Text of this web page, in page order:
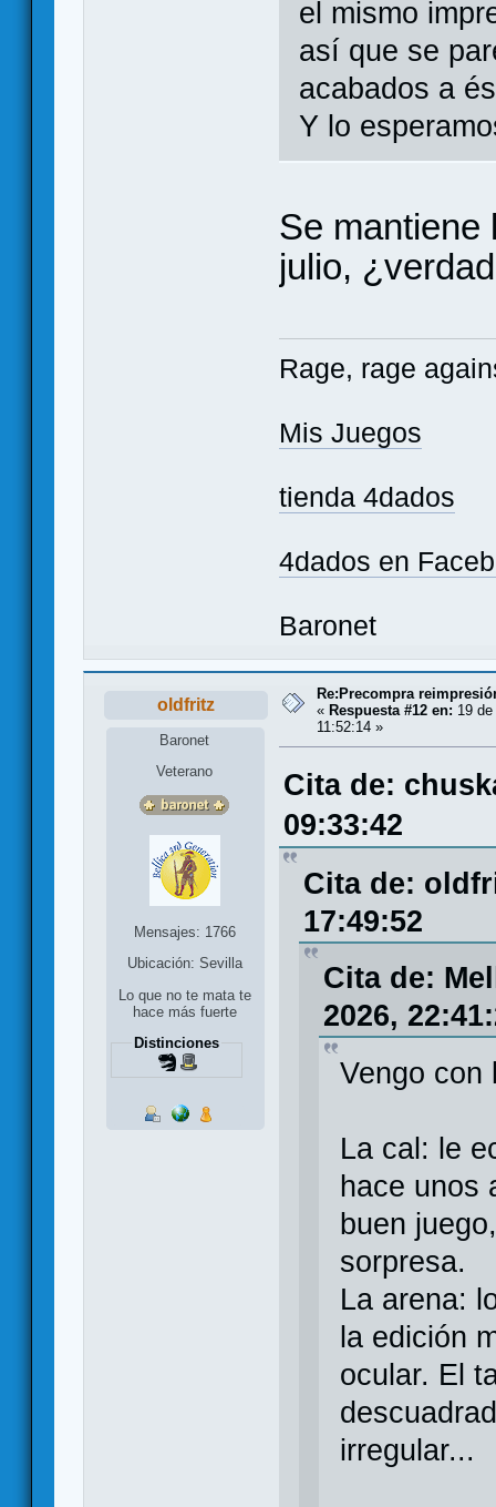
el mismo
así que se
acabados a
Y lo
Se mantiene
julio,
Rage, rage
Mis Juegos
tienda 4dados
4dados en
Baronet
oldfritz
Baronet
Veterano
Mensajes: 1766
Ubicación: Sevilla
Lo que no te mata te
hace más fuerte
Distinciones
Re:Precompra
« Respuesta #12 en: 19
11:52:14 »
Cita de:
09:33:42
Cita de:
17:49:52
Cita de:
2026,
Vengo con
La cal: le
hace unos
buen
sorpresa.
La arena:
la edición
ocular. El
irregular...